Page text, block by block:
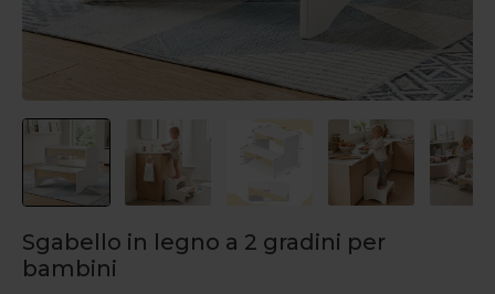
Sgabello in legno a 2 gradini per
bambini